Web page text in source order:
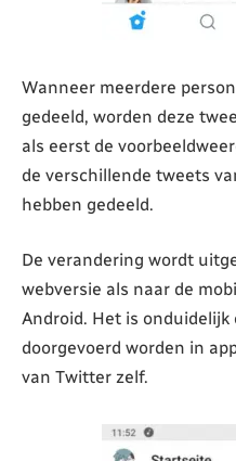
Wanneer meerdere
gedeeld, worden deze
als eerst de
de verschillende tweets
hebben gedeeld.
De verandering wordt
webversie als naar de
Android. Het is
doorgevoerd worden in
van Twitter zelf.